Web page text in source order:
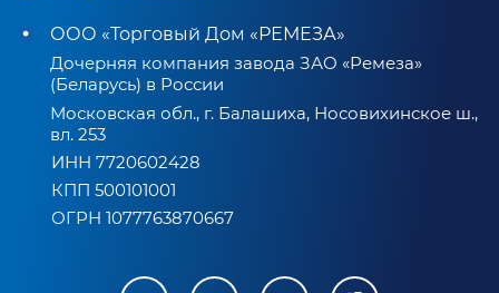
ООО «Торговый Дом «РЕМЕЗА»
Дочерняя компания завода ЗАО «Ремеза»
(Беларусь) в России
Московская обл., г. Балашиха, Носовихинское ш.,
вл. 253
ИНН 7720602428
КПП 500101001
ОГРН 1077763870667